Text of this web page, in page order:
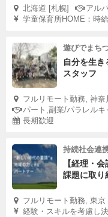
北海道 [札幌]
アル
学童保育所HOME：時
遊びでまち
自分を生
スタッフ
フルリモート勤務, 神奈
パート,副業/パラレルキ
長期歓迎
持続社会連
【経理・
課題に取り
フルリモート勤務, 東京
経験・スキルを考慮し